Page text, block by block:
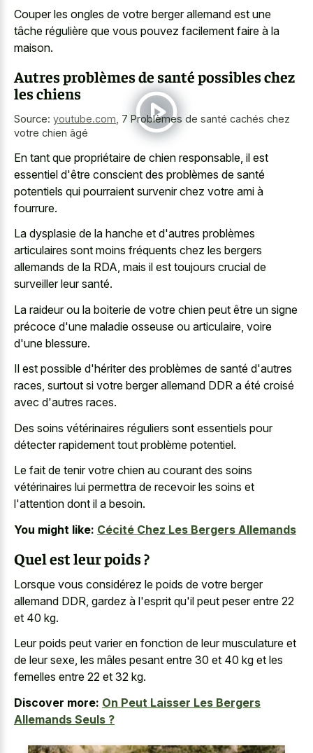
Couper les ongles de votre berger allemand est une
tâche régulière que vous pouvez facilement faire à la
maison.
Autres problèmes de santé possibles chez
les chiens
Source: youtube.com 7 Problèmes de santé cachés chez
votre chien âgé
En tant que propriétaire de chien responsable, il est
essentiel d'être conscient des problèmes de santé
potentiels qui pourraient survenir chez votre ami à
fourrure.
La dysplasie de la hanche et d'autres problèmes
articulaires sont moins fréquents chez les bergers
allemands de la RDA, mais il est toujours crucial de
surveiller leur santé.
La raideur ou la boiterie de votre chien peut être un signe
précoce d'une maladie osseuse ou articulaire, voire
d'une blessure.
Il est possible d'hériter des problèmes de santé d'autres
races, surtout si votre berger allemand DDR a été croisé
avec d'autres races.
Des soins vétérinaires réguliers sont essentiels pour
détecter rapidement tout problème potentiel.
Le fait de tenir votre chien au courant des soins
vétérinaires lui permettra de recevoir les soins et
l'attention dont il a besoin.
You might like: Cécité Chez Les Bergers Allemands
Quel est leur poids ?
Lorsque vous considérez le poids de votre berger
allemand DDR, gardez à l'esprit qu'il peut peser entre 22
et 40 kg.
Leur poids peut varier en fonction de leur musculature et
de leur sexe, les mâles pesant entre 30 et 40 kg et les
femelles entre 22 et 32 kg.
Discover more: On Peut Laisser Les Bergers
Allemands Seuls ?